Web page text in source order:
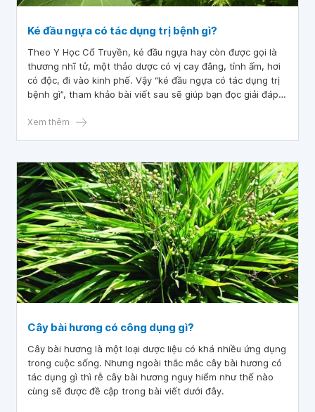
Ké đầu ngựa có tác dụng trị bệnh gì?
Theo Y Học Cổ Truyền, ké đầu ngựa hay còn được gọi là
thương nhĩ tử, một thảo dược có vị cay đắng, tính ấm, hơi
có độc, đi vào kinh phế. Vậy “ké đầu ngựa có tác dụng trị
bệnh gì”, tham khảo bài viết sau sẽ giúp bạn đọc giải đáp
Xem thêm
Cây bài hương có công dụng gì?
Cây bài hương là một loại dược liệu có khá nhiều ứng dụng
trong cuộc sống. Nhưng ngoài thắc mắc cây bài hương có
tác dụng gì thì rễ cây bài hương nguy hiểm như thế nào
cùng sẽ được đề cập trong bài viết dưới đây.